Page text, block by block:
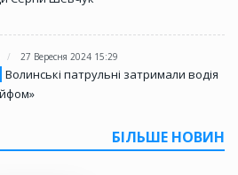
27 Вересня 2024 15:29
Волинські патрульні затримали водія
БІЛЬШЕ НОВИН